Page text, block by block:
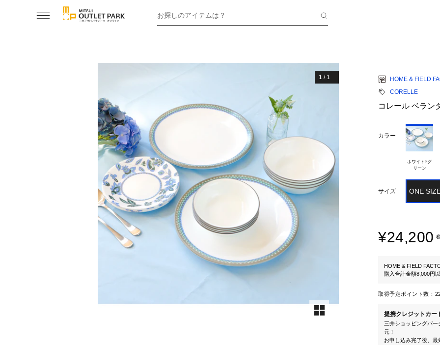
お探しのアイテムは？
1 / 1
HOME & FIELD
CORELLE
コレール ベラン
カラー
ホワイト×グ
サイズ ONE
¥24,200
HOME & FIELD
購入合計金額8,000円
取得予定ポイント数：
提携クレジットカー
三井ショッピングパ
元！
お申し込み完了後、